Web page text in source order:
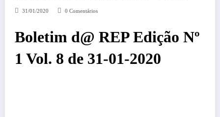
31/01/2020 0 Comentários
Boletim d@ REP Edição Nº
1 Vol. 8 de 31-01-2020